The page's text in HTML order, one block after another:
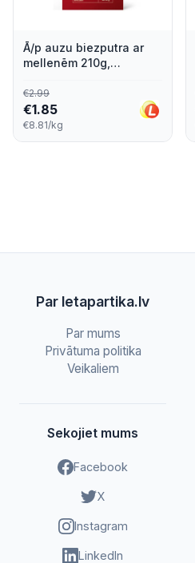
Ā/p auzu biezputra ar
mellenēm 210g,
€2.99
€1.85
€8.81/kg
Par letapartika.lv
Par mums
Privātuma politika
Veikaliem
Sekojiet mums
Facebook
X
Instagram
LinkedIn